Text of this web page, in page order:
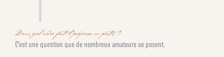
Dans quel ordre faut-il préparer un pastis ?
C’est une question que de nombreux amateurs se posent.